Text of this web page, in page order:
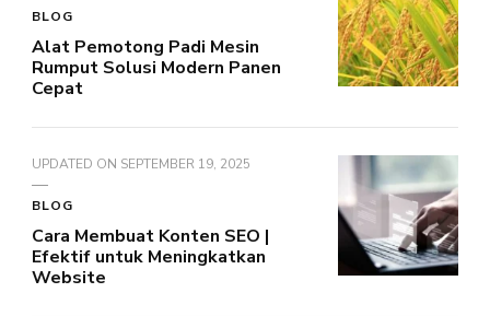
BLOG
Alat Pemotong Padi Mesin
Rumput Solusi Modern Panen
Cepat
UPDATED ON SEPTEMBER 19, 2025
BLOG
Cara Membuat Konten SEO |
Efektif untuk Meningkatkan
Website